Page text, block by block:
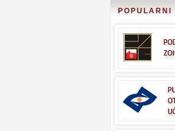
POPULARNI